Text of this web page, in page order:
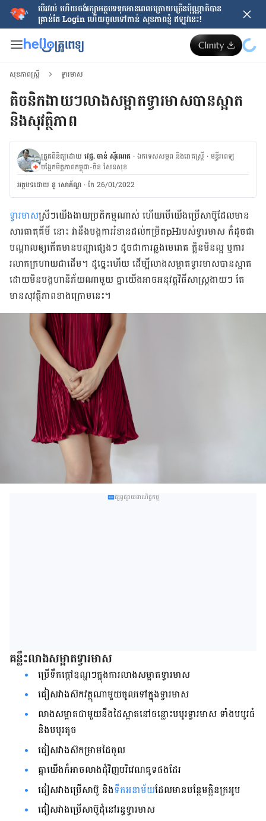
បើរវល់ ហើយចង់​រក្សាអត្ថបទទុកអានពេលក្រោយ​ច្រើនប៉ុណ្ណាក៏បាន
គ្រាន់តែ​ Login ហើយចូលទៅកាន់ សុខភាពខ្ញុំ ឥឡូវនេះ!
សុខភាពស្ត្រី ទ្វារមាស
តិចនិក​ងាយ​ៗ​​លាង​សម្អាត​ទ្វារ​មាស​បាន​ស្អាត
និង​សុវត្ថិភាព​
ត្រួតពិនិត្យដោយ វេជ្ជ. ចាន់ ស៊ីណេត ·ឯកទេសសម្ភព និងរោគស្ត្រី ·ម​ន្ទីរពេទ្យ
បង្អែកមិត្តភាពកម្ពុជា-ចិន សែនសុខ
អត្ថបទ​ដោយ នូ សោភ័ណ្ឌ ·កែ 26/01/2022
ទ្វារ​មាស​ស្រី​ៗ​យើង​ងាយ​ប្រតិកម្ម​​ណាស់​ ហើយ​បើ​យើង​ប្រើ​សាប៊ូ​ដែល​មាន​
សារធាតុ​គីមី​ នោះ វា​នឹង​បង្ក​ការ​រំខាន​ដល់​កម្រិត​pH​របស់​ទ្វារ​មាស ក៏​ដូចជា​
បណ្ដាល​ឲ្យ​កើត​មាន​បញ្ហា​ផ្សេង​ៗ ដូចជា​ការ​ឆ្លង​មេរោគ ក្លិន​មិន​ល្អ ឬ​ការ​
រលាក​​ក្រហាយ​ជា​ដើម​។ ដូច្នេះ​ហើយ​ ដើម្បី​លាង​សម្អាត​ទ្វារ​មាស​បាន​ស្អាត
ដោយ​មិន​បង្ក​ហានិភ័យ​ណា​មួយ គ្នា​យើង​អាច​អនុវត្ត​វិធីសាស្ត្រ​​ងាយ​ៗ​ តែ​
មាន​សុវត្ថិភាព​​ខាង​ក្រោម​​នេះ​។
ផ្សព្វផ្សាយពាណិជ្ជកម្ម
​គន្លឹះ​លាង​សម្អាត​ទ្វារ​មាស
ប្រើ​ទឹក​ក្ដៅ​ឧណ្ហ​ៗ​ក្នុង​ការ​លាង​សម្អាត​ទ្វារ​មាស
​ជៀសវាង​ស៊ក​វត្ថុ​ណា​មួយ​ចូល​ទៅ​ក្នុង​ទ្វារ​មាស
​លាង​សម្អាត​ជាមួយ​នឹង​ដៃ​ស្អាត​នៅ​ចន្លោះ​បបូរ​ទ្វារ​មាស ទាំង​បបូរ​ធំ
និង​បបូរ​តូច
ជៀសវាង​ស៊ក​ម្រាម​ដៃ​ចូល
គ្នា​យើង​ក៏​អាច​លាង​ជុំវិញ​បរិវេណ​គូទ​ផង​ដែរ
ជៀសវាង​ប្រើ​សាប៊ូ​ និង​ទឹក​អនាម័យ​ដែល​មាន​បន្ថែម​ក្លិន​​ក្រអូប
ជៀសវាង​ប្រើ​សាប៊ូ​ដុំ​នៅ​រន្ធ​ទ្វារ​មាស